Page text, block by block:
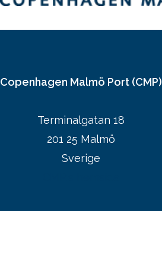
Copenhagen Malmö Port (CMP)
Terminalgatan 18
201 25 Malmö
Sverige